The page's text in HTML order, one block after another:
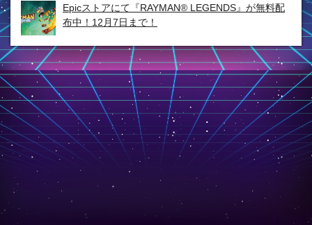
Epicストアにて『RAYMAN® LEGENDS』が無料配
布中！12月7日まで！